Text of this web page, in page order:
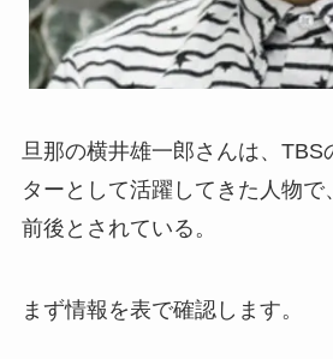
旦那の横井雄一郎さんは、TBS
ターとして活躍してきた人物
前後とされている。
まず情報を表で確認します。